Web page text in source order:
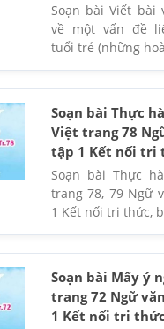
Soạn bài Viết bài
về một vấn đề
tuổi trẻ (những
Soạn bài Thực
Việt trang 78
tập 1 Kết nối tri
Soạn bài Thực
trang 78, 79 Ngữ
1 Kết nối tri thức,
Soạn bài Mấy ý
trang 72 Ngữ
1 Kết nối tri thức